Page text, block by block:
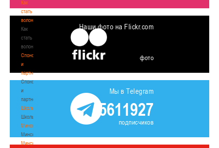
Как
стать
волонтером
Как
стать
волонтером
Спонсоры
и
партнеры
Спонсоры
и
партнеры
Школы
Школы
Минск
Минск
Минская
Наши фото на Flickr.com
фото
Мы в Telegram
5611927
подписчиков